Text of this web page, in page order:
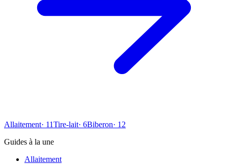
Allaitement· 11Tire-lait· 6Biberon· 12
Guides à la une
Allaitement